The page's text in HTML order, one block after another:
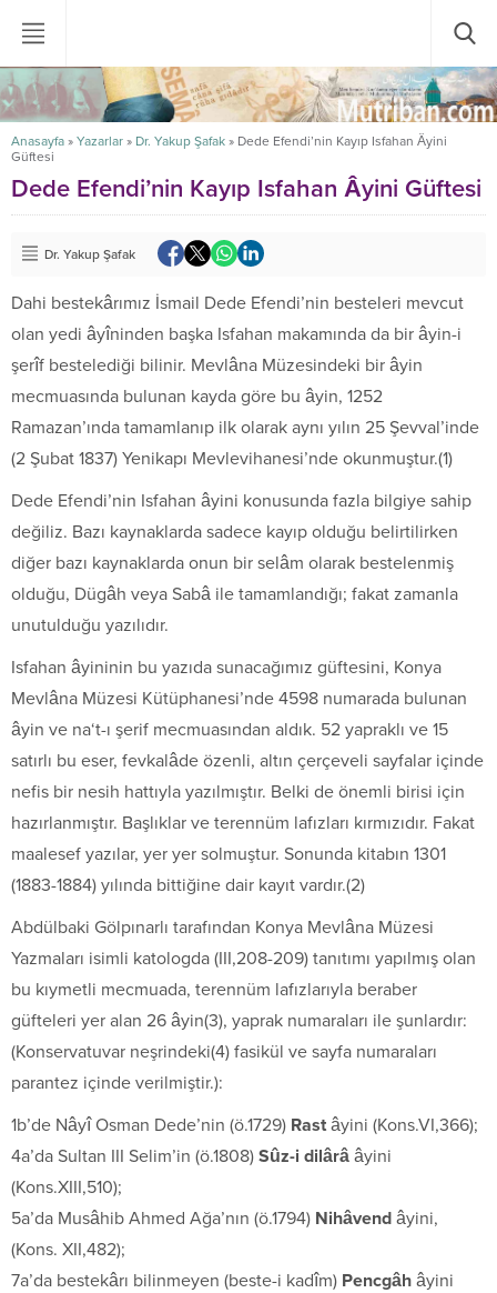
Anasayfa » Yazarlar » Dr. Yakup Şafak » Dede Efendi’nin Kayıp Isfahan Âyini
Güftesi
Dede Efendi’nin Kayıp Isfahan Âyini Güftesi
Dr. Yakup Şafak
Dahi bestekârımız İsmail Dede Efendi’nin besteleri mevcut
olan yedi âyîninden başka Isfahan makamında da bir âyin-i
şerîf bestelediği bilinir. Mevlâna Müzesindeki bir âyin
mecmuasında bulunan kayda göre bu âyin, 1252
Ramazan’ında tamamlanıp ilk olarak aynı yılın 25 Şevval’inde
(2 Şubat 1837) Yenikapı Mevlevihanesi’nde okunmuştur.(1)
Dede Efendi’nin Isfahan âyini konusunda fazla bilgiye sahip
değiliz. Bazı kaynaklarda sadece kayıp olduğu belirtilirken
diğer bazı kaynaklarda onun bir selâm olarak bestelenmiş
olduğu, Dügâh veya Sabâ ile tamamlandığı; fakat zamanla
unutulduğu yazılıdır.
Isfahan âyininin bu yazıda sunacağımız güftesini, Konya
Mevlâna Müzesi Kütüphanesi’nde 4598 numarada bulunan
âyin ve na‘t-ı şerif mecmuasından aldık. 52 yapraklı ve 15
satırlı bu eser, fevkalâde özenli, altın çerçeveli sayfalar içinde
nefis bir nesih hattıyla yazılmıştır. Belki de önemli birisi için
hazırlanmıştır. Başlıklar ve terennüm lafızları kırmızıdır. Fakat
maalesef yazılar, yer yer solmuştur. Sonunda kitabın 1301
(1883-1884) yılında bittiğine dair kayıt vardır.(2)
Abdülbaki Gölpınarlı tarafından Konya Mevlâna Müzesi
Yazmaları isimli katologda (III,208-209) tanıtımı yapılmış olan
bu kıymetli mecmuada, terennüm lafızlarıyla beraber
güfteleri yer alan 26 âyin(3), yaprak numaraları ile şunlardır:
(Konservatuvar neşrindeki(4) fasikül ve sayfa numaraları
parantez içinde verilmiştir.):
1b’de Nâyî Osman Dede’nin (ö.1729) Rast âyini (Kons.VI,366);
4a’da Sultan III Selim’in (ö.1808) Sûz-i dilârâ âyini
(Kons.XIII,510);
5a’da Musâhib Ahmed Ağa’nın (ö.1794) Nihâvend âyini,
(Kons. XII,482);
7a’da bestekârı bilinmeyen (beste-i kadîm) Pencgâh âyini